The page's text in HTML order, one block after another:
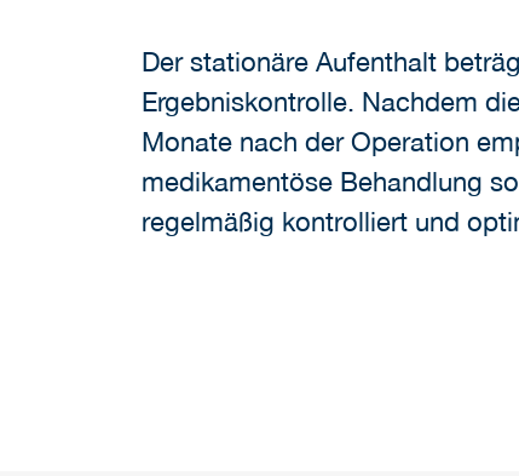
Der stationäre Aufenthalt
Ergebniskontrolle. Nachdem
Monate nach der Operation
medikamentöse Behandlung
regelmäßig kontrolliert und